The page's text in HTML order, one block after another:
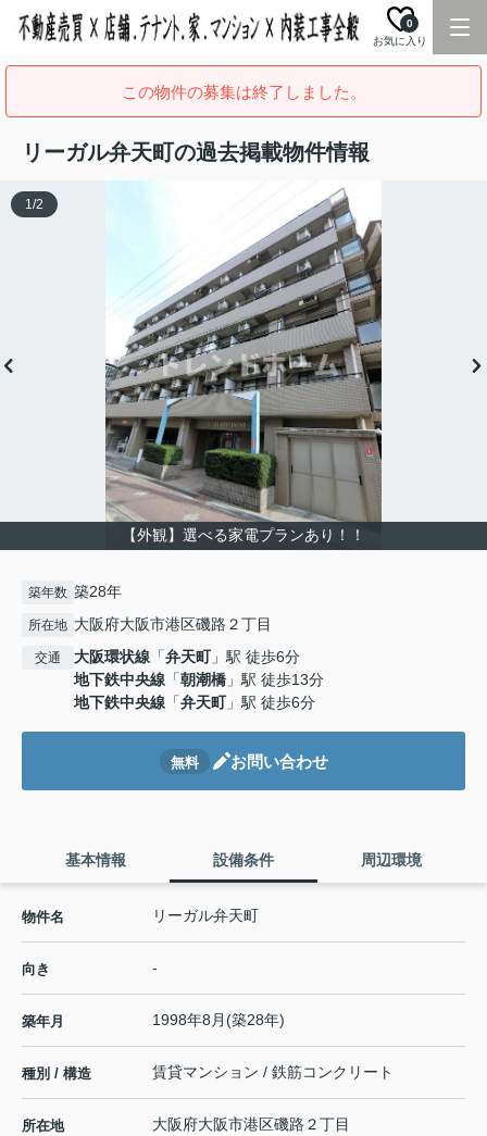
お気に入り
0
この物件の募集は終了しました。
リーガル弁天町の過去掲載物件情報
【外観】選べる家電プランあり！！
1/2
築年数 築28年
所在地 大阪府大阪市港区磯路２丁目
交通 大阪環状線 「弁天町」駅 徒歩6分
地下鉄中央線 「朝潮橋 」駅 徒歩13分
地下鉄中央線 「弁天町」駅 徒歩6分
無料 お問い合わせ
基本情報 設備条件 周辺環境
物件名 リーガル弁天町
向き -
築年月 1998年8月(築28年)
種別 / 構造 賃貸マンション / 鉄筋コンクリート
所在地 大阪府大阪市港区磯路 ２丁目